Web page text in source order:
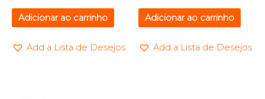
Adicionar ao carrinho
Add a Lista de Desejos
Adicionar ao carrinho
Add a Lista de Desejos